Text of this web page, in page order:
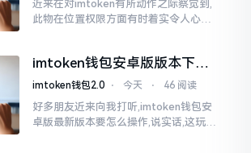
近来在对imtoken有所动作之际察觉到,
此物在位置权限方面有时着实令人心生
的模样
imtoken钱包安卓版版本下载
安装教程
imtoken钱包2.0 ⋅ 今天 ⋅ 46 阅读
好多朋友近来向我打听,imtoken钱包安
卓版最新版本要怎么操作,说实话,这玩意